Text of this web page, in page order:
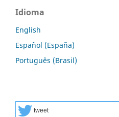
Idioma
English
Español (España)
Português (Brasil)
tweet